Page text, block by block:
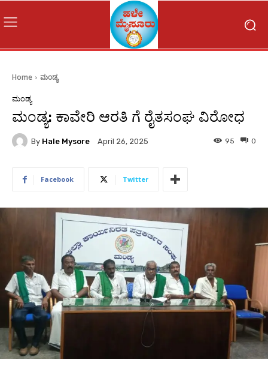
Home ಮಂಡ್ಯ
ಮಂಡ್ಯ
ಮಂಡ್ಯ: ಕಾವೇರಿ ಆರತಿ ಗೆ ರೈತಸಂಘ ವಿರೋಧ
By Hale Mysore April 26, 2025 0
95
Facebook Twitter